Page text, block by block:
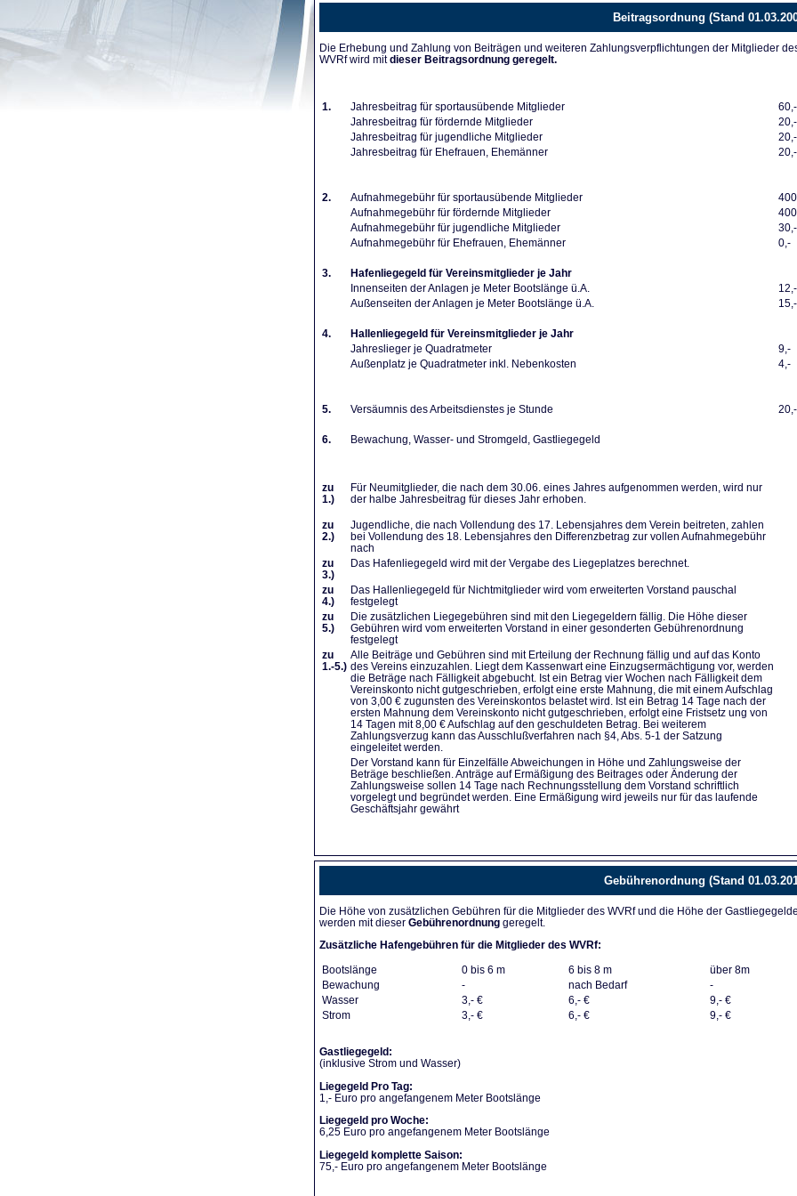
Beitragsordnung (Stand
Die Erhebung und Zahlung von Beiträgen und weiteren Zahlungsverpflichtungen der Mitglieder
WVRf wird mitdieser Beitragsordnung geregelt.
1. Jahresbeitrag für sportausübende Mitglieder
60,-
Jahresbeitrag für fördernde Mitglieder
20,-
Jahresbeitrag für jugendliche Mitglieder
20,-
Jahresbeitrag für Ehefrauen, Ehemänner
20,-
2. Aufnahmegebühr für sportausübende Mitglieder
Aufnahmegebühr für fördernde Mitglieder
Aufnahmegebühr für jugendliche Mitglieder
30,-
Aufnahmegebühr für Ehefrauen, Ehemänner
0,-
3.
Hafenliegegeld für Vereinsmitglieder je Jahr
Innenseiten der Anlagen je Meter Bootslänge ü.A.
12,-
Außenseiten der Anlagen je Meter Bootslänge ü.A.
15,-
4.
Hallenliegegeld für Vereinsmitglieder je Jahr
Jahreslieger je Quadratmeter
9,-
Außenplatz je Quadratmeter inkl. Nebenkosten
4,-
5. Versäumnis des Arbeitsdienstes je Stunde 20,-
6. Bewachung, Wasser- und Stromgeld, Gastliegegeld
zu
1.)
Für Neumitglieder, die nach dem 30.06. eines Jahres aufgenommen werden, wird nur
der halbe Jahresbeitrag für dieses Jahr erhoben.
zu
2.)
Jugendliche, die nach Vollendung des 17. Lebensjahres dem Verein beitreten, zahlen
bei Vollendung des 18. Lebensjahres den Differenzbetrag zur vollen Aufnahmegebühr
nach
zu
3.)
Das Hafenliegegeld wird mit der Vergabe des Liegeplatzes berechnet.
zu
4.)
Das Hallenliegegeld für Nichtmitglieder wird vom erweiterten Vorstand pauschal
festgelegt
zu
5.)
Die zusätzlichen Liegegebühren sind mit den Liegegeldern fällig. Die Höhe dieser
Gebühren wird vom erweiterten Vorstand in einer gesonderten Gebührenordnung
festgelegt
zu
1.-5.)
Alle Beiträge und Gebühren sind mit Erteilung der Rechnung fällig und auf das Konto
des Vereins einzuzahlen. Liegt dem Kassenwart eine Einzugsermächtigung vor, werden
die Beträge nach Fälligkeit abgebucht. Ist ein Betrag vier Wochen nach Fälligkeit dem
Vereinskonto nicht gutgeschrieben, erfolgt eine erste Mahnung, die mit einem Aufschlag
von 3,00 € zugunsten des Vereinskontos belastet wird. Ist ein Betrag 14 Tage nach der
ersten Mahnung dem Vereinskonto nicht gutgeschrieben, erfolgt eine Fristsetz ung von
14 Tagen mit 8,00 € Aufschlag auf den geschuldeten Betrag. Bei weiterem
Zahlungsverzug kann das Ausschlußverfahren nach §4, Abs. 5-1 der Satzung
eingeleitet werden.
Der Vorstand kann für Einzelfälle Abweichungen in Höhe und Zahlungsweise der
Beträge beschließen. Anträge auf Ermäßigung des Beitrages oder Änderung der
Zahlungsweise sollen 14 Tage nach Rechnungsstellung dem Vorstand schriftlich
vorgelegt und begründet werden. Eine Ermäßigung wird jeweils nur für das laufende
Geschäftsjahr gewährt
Gebührenordnung (Stand
Die Höhe von zusätzlichen Gebühren für die Mitglieder des WVRf und die Höhe der
werden mit dieser Gebührenordnung geregelt.
Zusätzliche Hafengebühren für die Mitglieder des WVRf:
Bootslänge
0 bis 6 m 6 bis 8 m
über 8m
Bewachung
- nach Bedarf
-
Wasser
3,- € 6,- €
9,- €
Strom
3,- € 6,- € 9,- €
Gastliegegeld:
(inklusive Strom und Wasser)
Liegegeld Pro Tag:
1,- Euro pro angefangenem Meter Bootslänge
Liegegeld pro Woche:
6,25 Euro pro angefangenem Meter Bootslänge
Liegegeld komplette Saison:
75,- Euro pro angefangenem Meter Bootslänge